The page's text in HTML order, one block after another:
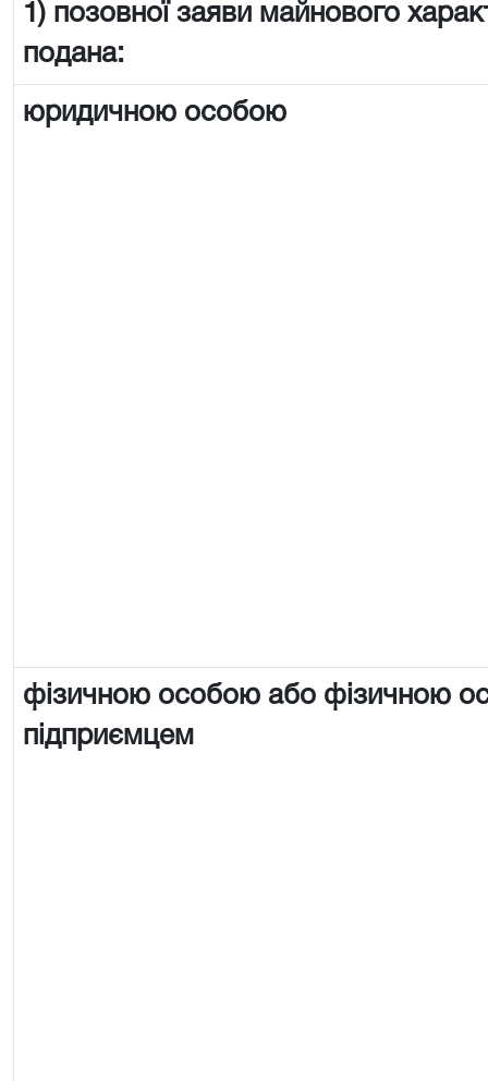
1) позовної заяви майнового
подана:
юридичною особою
фізичною особою або фізичною
підприємцем